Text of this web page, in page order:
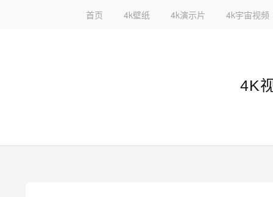
首页 4k壁纸 4k演示片 4k宇宙视频
4K